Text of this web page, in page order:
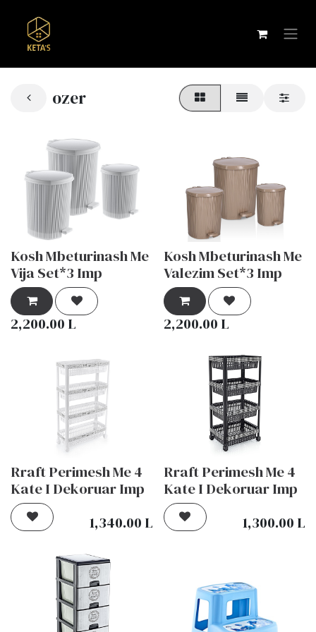
ozer
Kosh Mbeturinash Me
Vija Set*3 Imp
2,200.00 L
Kosh Mbeturinash Me
Valezim Set*3 Imp
2,200.00 L
Rraft Perimesh Me 4
Kate I Dekoruar Imp
1,340.00 L
Rraft Perimesh Me 4
Kate I Dekoruar Imp
1,300.00 L